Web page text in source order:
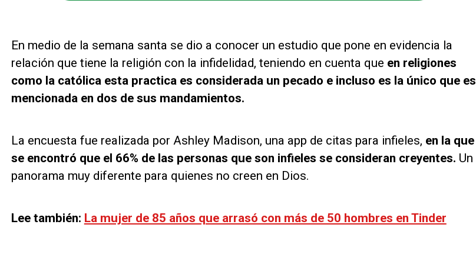
En medio de la semana santa se dio a conocer un estudio que pone en evidencia la
relación que tiene la religión con la infidelidad, teniendo en cuenta que en religiones
como la católica esta practica es considerada un pecado e incluso es la único que es
mencionada en dos de sus mandamientos.
La encuesta fue realizada por Ashley Madison, una app de citas para infieles, en la que
se encontró que el 66% de las personas que son infieles se consideran creyentes. Un
panorama muy diferente para quienes no creen en Dios.
Lee también: La mujer de 85 años que arrasó con más de 50 hombres en Tinder